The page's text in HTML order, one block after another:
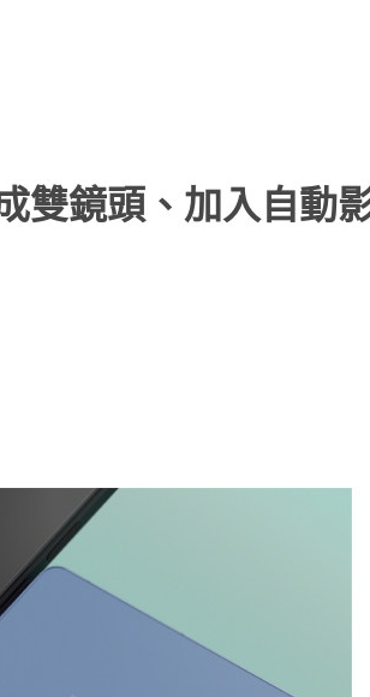
雙鏡頭、加入自動